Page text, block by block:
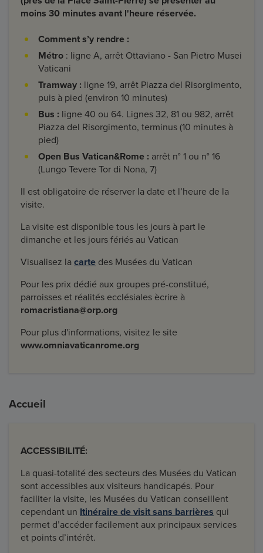
moins 30 minutes avant l'heure réservée.
Comment s’y rendre :
Métro : ligne A, arrêt Ottaviano - San Pietro Musei
Vaticani
Tramway : ligne 19, arrêt Piazza del Risorgimento,
puis à pied (environ 10 minutes)
Bus : ligne 40 ou 64. Lignes 32, 81 ou 982, arrêt
Piazza del Risorgimento, terminus (10 minutes à
pied)
Open Bus Vatican&Rome : arrêt n° 1 ou n° 16
(Lungo Tevere Tor di Nona, 7)
Il est obligatoire de réserver la date et l’heure de la
visite.
La visite est disponible tous les jours à part le
dimanche et les jours fériés au Vatican
Visualisez la carte des Musées du Vatican
Pour les prix dédié aux groupes pré-constitué,
parroisses et réalités ecclésiales ècrire à
romacristiana@orp.org
Pour plus d'informations, visitez le site
www.omniavaticanrome.org
Accueil
ACCESSIBILITÉ:
La quasi-totalité des secteurs des Musées du Vatican
sont accessibles aux visiteurs handicapés. Pour
faciliter la visite, les Musées du Vatican conseillent
cependant un Itinéraire de visit sans barrières qui
permet d’accéder facilement aux principaux services
et points d’intérêt.